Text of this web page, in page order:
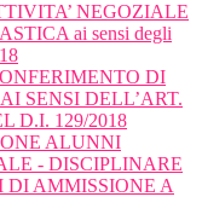
NEGOZIALE
ai sensi degli
DI
SENSI DELL’ART.
D.I. 129/2018
ALUNNI
- DISCIPLINARE
DI AMMISSIONE A